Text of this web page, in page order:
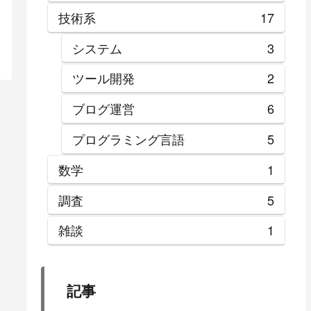
技術系
17
システム
3
ツール開発
2
ブログ運営
6
プログラミング言語
5
数学
1
調査
5
雑談
1
記事